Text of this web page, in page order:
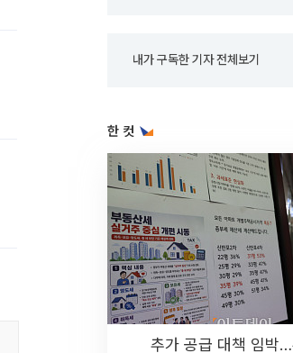
내가 구독한 기자 전체보기
한 컷
추가 공급 대책 임박